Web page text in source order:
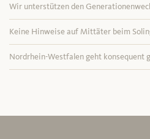
Wir unterstützen den
Keine Hinweise auf Mittäter beim
Nordrhein-Westfalen geht konsequent